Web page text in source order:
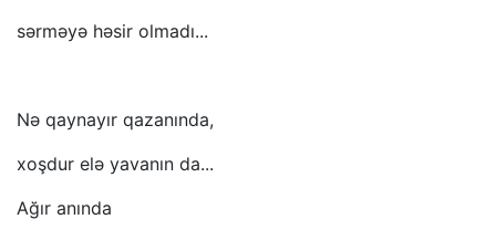
sərməyə həsir olmadı...
Nə qaynayır qazanında,
xoşdur elə yavanın da...
Ağır anında